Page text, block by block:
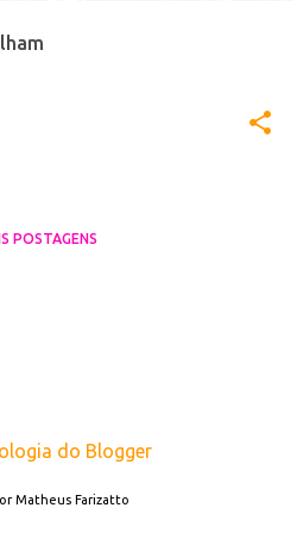
POSTAGENS
do Blogger
Matheus Farizatto